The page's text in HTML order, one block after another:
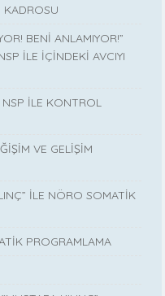
KADROSU
BENİ ANLAMIYOR!”
İLE İÇİNDEKİ AVCIYI
İLE KONTROL
VE GELİŞİM
İLE NÖRO SOMATİK
PROGRAMLAMA